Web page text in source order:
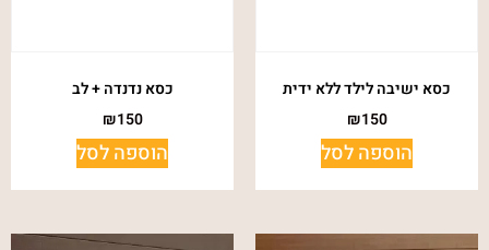
כסא ישיבה לילד ללא ידית
₪150
הוספה לסל
כסא נדנדה + לב
₪150
הוספה לסל